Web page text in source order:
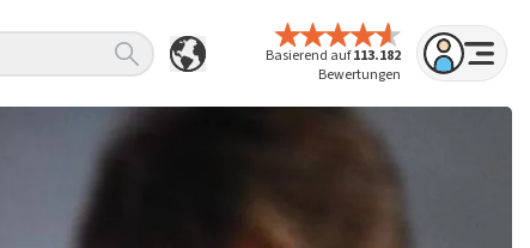
Basierend auf113.182
Bewertungen